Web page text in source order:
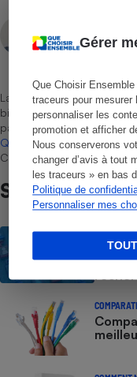
Gérer
Que Choisir
traceurs pour mesurer
personnaliser les
promotion et afficher
Nous conserverons
changer d’avis à tout
les traceurs » en bas
Politique de
Personnaliser mes
Rédacteur
La sélection de produits
bien que non-exhaustive.
par Bureau Veritas
Que Choisir, il n’existe
Choisir Ensemble et les
Sur le même
ACTUALITÉ
vos